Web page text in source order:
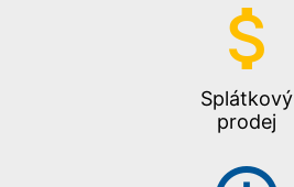
Splátkový
prodej